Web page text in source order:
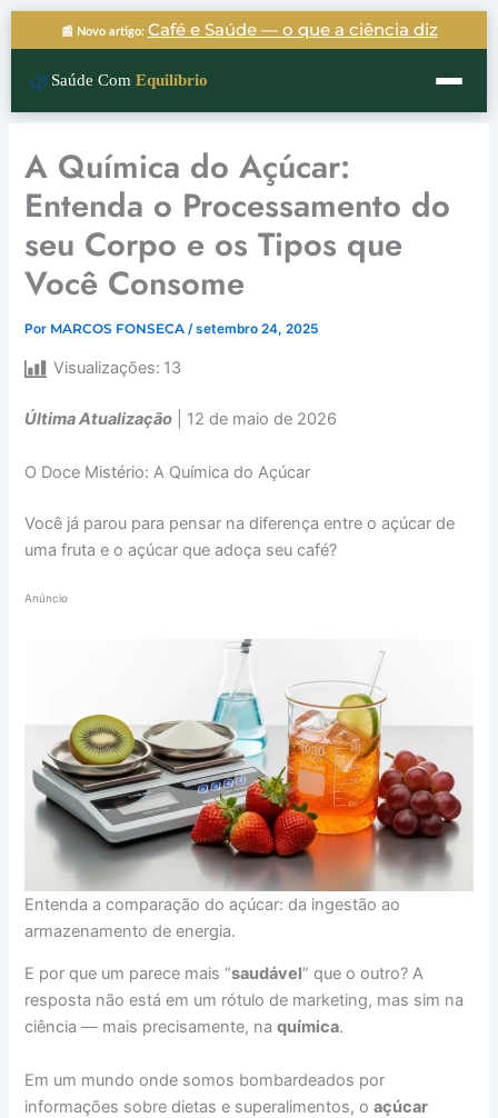
conteúdo
📰 Novo artigo: Café e Saúde — o que a ciência diz
🌿Saúde Com Equilíbrio
A Química do Açúcar:
Entenda o Processamento do
seu Corpo e os Tipos que
Você Consome
Por MARCOS FONSECA/setembro 24, 2025
Visualizações: 13
Última Atualização | 12 de maio de 2026
O Doce Mistério: A Química do Açúcar
Você já parou para pensar na diferença entre o açúcar de
uma fruta e o açúcar que adoça seu café?
Anúncio
Entenda a comparação do açúcar: da ingestão ao
armazenamento de energia.
E por que um parece mais “saudável” que o outro? A
resposta não está em um rótulo de marketing, mas sim na
ciência — mais precisamente, naquímica.
Em um mundo onde somos bombardeados por
informações sobre dietas e superalimentos, oaçúcar